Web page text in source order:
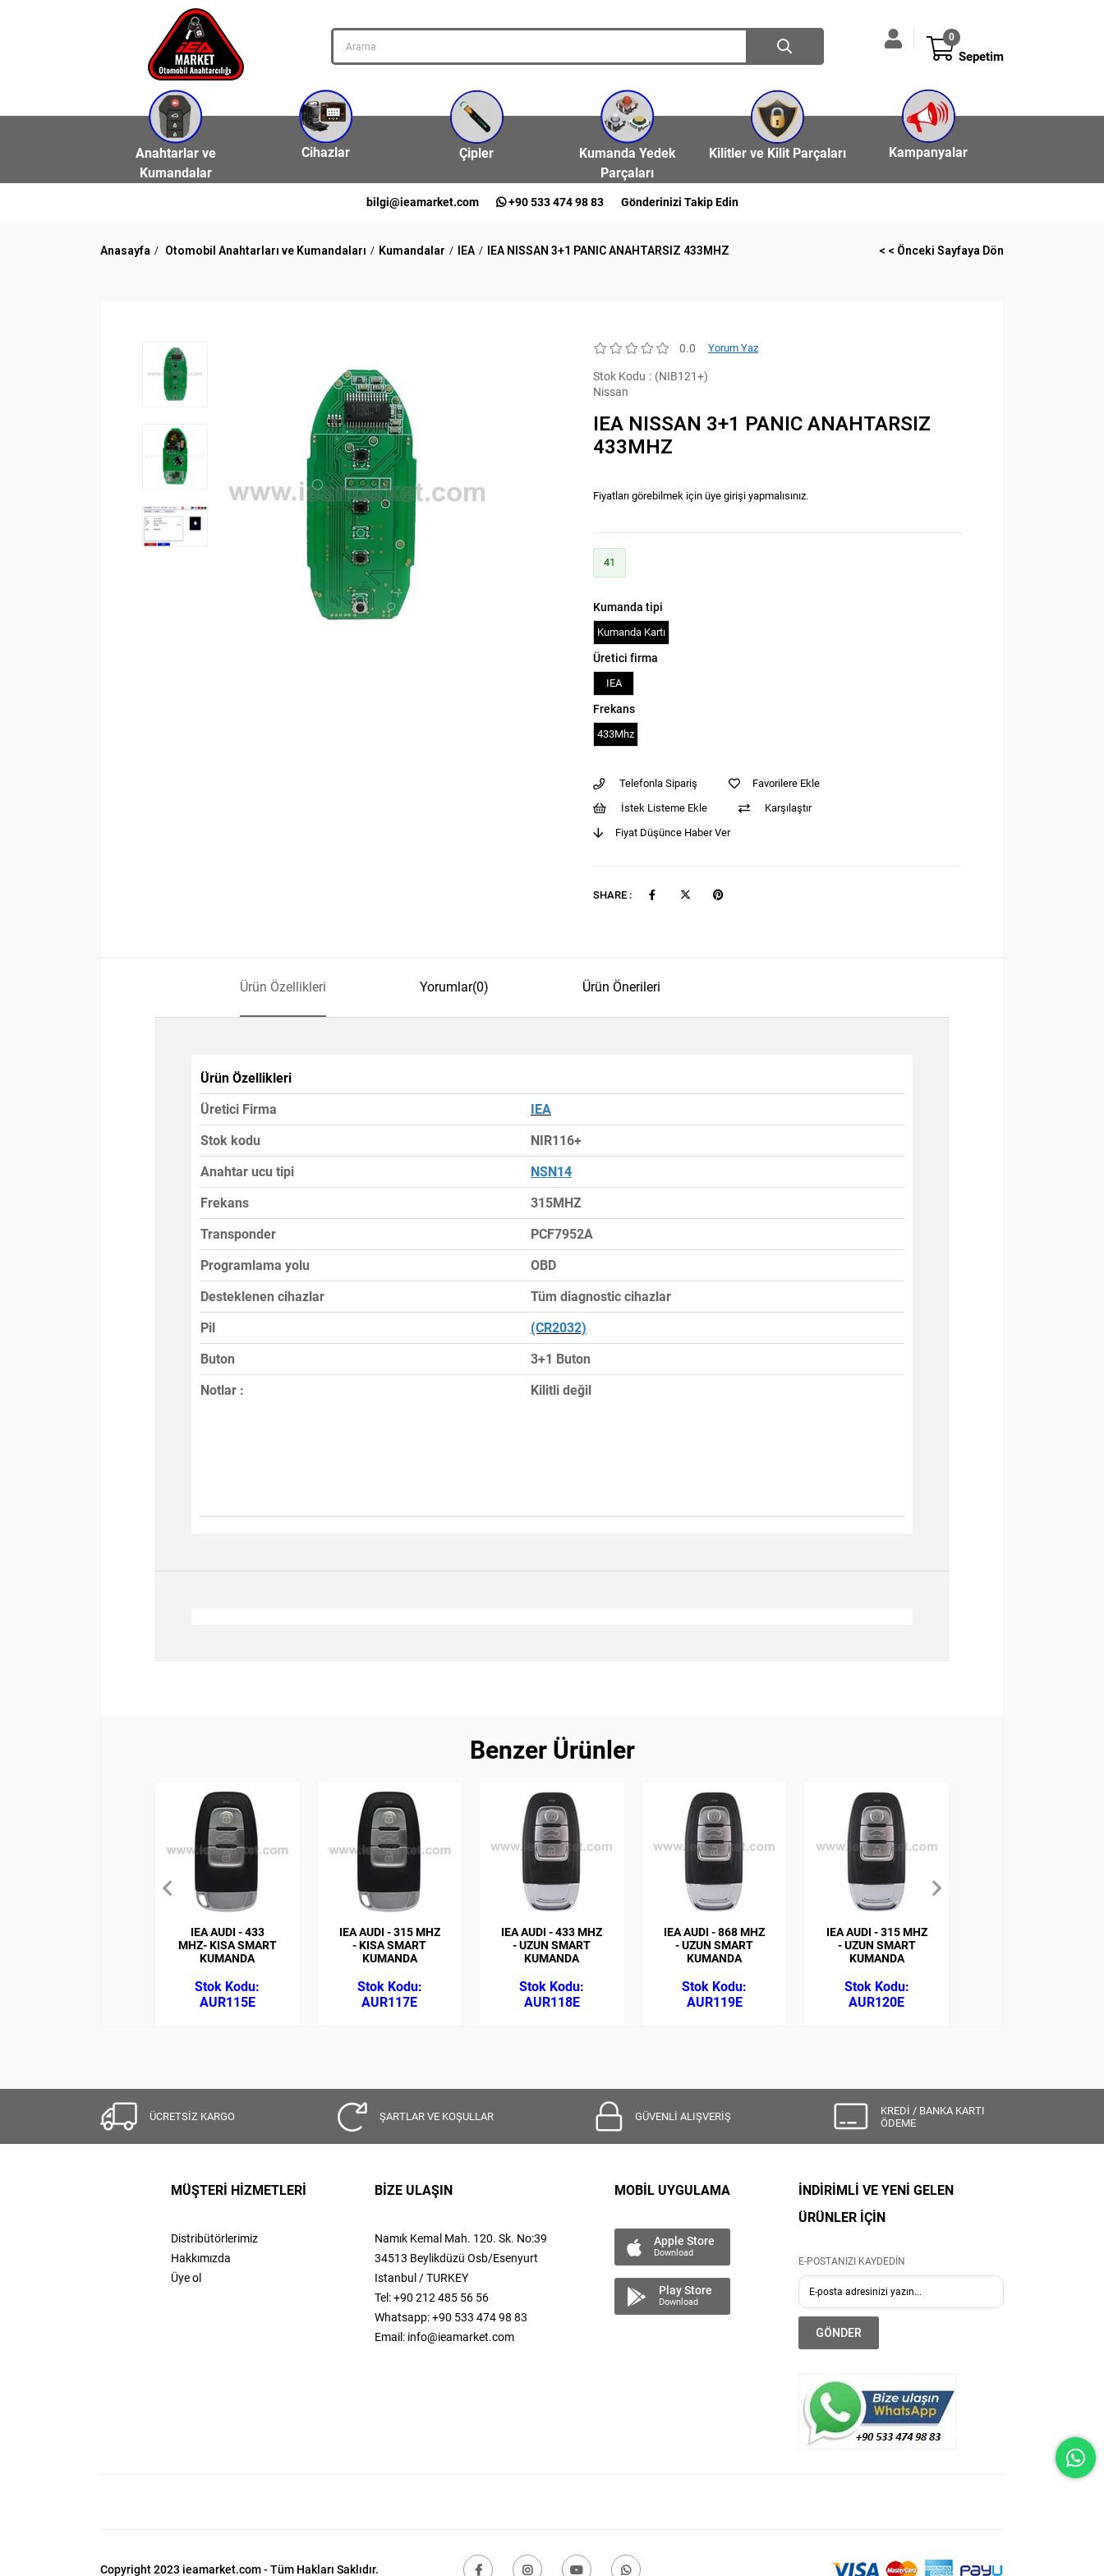
Sepetim
0
Anahtarlar ve
Kumandalar
Cihazlar Çipler
Kumanda Yedek
Parçaları
Kilitler ve Kilit Parçaları Kampanyalar
bilgi@ieamarket.com +90 533 474 98 83 Gönderinizi Takip Edin
Anasayfa Otomobil Anahtarları ve Kumandaları Kumandalar IEA IEA NISSAN 3+1 PANIC ANAHTARSIZ 433MHZ < < Önceki Sayfaya Dön
0.0 Yorum Yaz
Stok Kodu
(NIB121+)
Nissan
IEA NISSAN 3+1 PANIC ANAHTARSIZ
433MHZ
Fiyatları görebilmek için üye girişi yapmalısınız.
41
Kumanda tipi
Kumanda Kartı
Üretici firma
IEA
Frekans
433Mhz
Telefonla Sipariş
Favorilere Ekle
İstek Listeme Ekle
Karşılaştır
Fiyat Düşünce Haber Ver
SHARE :
Ürün Özellikleri Yorumlar(0) Ürün Önerileri
Ürün Özellikleri
Üretici Firma
IEA
Stok kodu
NIR116+
Anahtar ucu tipi
NSN14
Frekans
315MHZ
Transponder
PCF7952A
Programlama yolu
OBD
Desteklenen cihazlar
Tüm diagnostic cihazlar
Pil
(CR2032)
Buton
3+1 Buton
Notlar :
Kilitli değil
Benzer Ürünler
IEA AUDI - 433
MHZ- KISA SMART
KUMANDA
AUR115E
IEA AUDI - 315 MHZ
- KISA SMART
KUMANDA
AUR117E
IEA AUDI - 433 MHZ
- UZUN SMART
KUMANDA
AUR118E
IEA AUDI - 868 MHZ
- UZUN SMART
KUMANDA
AUR119E
IEA AUDI - 315 MHZ
- UZUN SMART
KUMANDA
AUR120E
ÜCRETSİZ KARGO ŞARTLAR VE KOŞULLAR GÜVENLİ ALIŞVERİŞ
KREDİ / BANKA KARTI
ÖDEME
MÜŞTERİ HİZMETLERİ
Distribütörlerimiz
Hakkımızda
Üye ol
BİZE ULAŞIN
Namık Kemal Mah. 120. Sk. No:39
34513 Beylikdüzü Osb/Esenyurt
Istanbul / TURKEY
Tel: +90 212 485 56 56
Whatsapp: +90 533 474 98 83
Email: info@ieamarket.com
MOBİL UYGULAMA
Apple Store
Download
Play Store
Download
İNDİRİMLİ VE YENİ GELEN
ÜRÜNLER İÇİN
E-POSTANIZI KAYDEDİN
GÖNDER
Copyright 2023 ieamarket.com - Tüm Hakları Saklıdır.